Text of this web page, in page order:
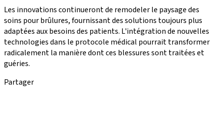
Les innovations continueront de remodeler le paysage des
soins pour brûlures, fournissant des solutions toujours plus
adaptées aux besoins des patients. L'intégration de nouvelles
technologies dans le protocole médical pourrait transformer
radicalement la manière dont ces blessures sont traitées et
guéries.
Partager